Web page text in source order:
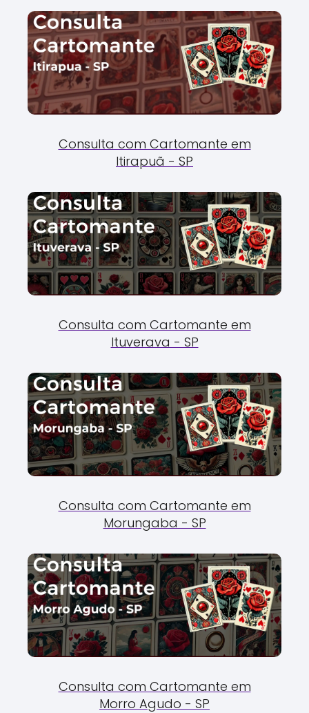
Consulta com Cartomante em
Itirapuã - SP
Consulta com Cartomante em
Ituverava - SP
Consulta com Cartomante em
Morungaba - SP
Consulta com Cartomante em
Morro Agudo - SP